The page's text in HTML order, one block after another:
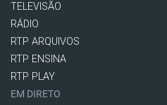
TELEVISÃO
RÁDIO
RTP ARQUIVOS
RTP ENSINA
RTP PLAY
EM DIRETO